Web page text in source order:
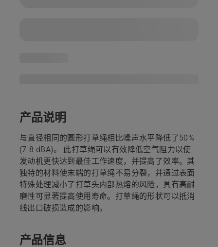
产品说明
与直径相同的圆形打草绳相比噪声水平降低了50%
(7-8 dBA)。 此打草绳可以有效降低空气阻力以使
发动机更快达到最佳工作速度，并提高了效率。其
独特的材料使末端的打草绳不易分裂，并通过表面
特殊处理减小了打草头内部热熔的风险，具有高耐
磨性可显著提高使用寿命。打草绳的形状可以抵消
线出口破损造成的影响。
产品信息